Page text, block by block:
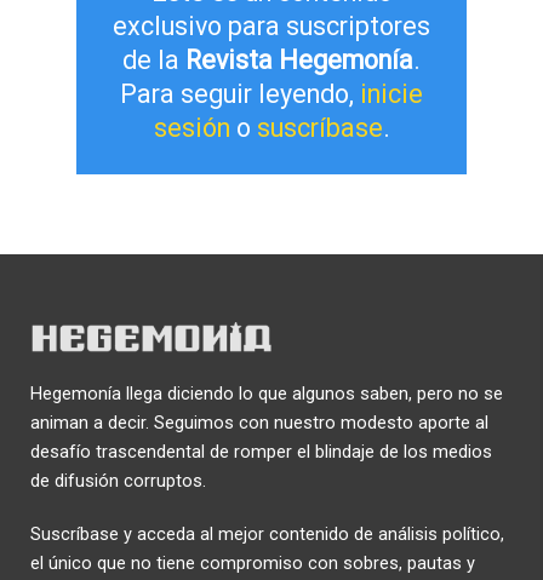
exclusivo para suscriptores
de la Revista Hegemonía.
Para seguir leyendo, inicie
sesión o suscríbase.
Hegemonía llega diciendo lo que algunos saben, pero no se
animan a decir. Seguimos con nuestro modesto aporte al
desafío trascendental de romper el blindaje de los medios
de difusión corruptos.
Suscríbase y acceda al mejor contenido de análisis político,
el único que no tiene compromiso con sobres, pautas y